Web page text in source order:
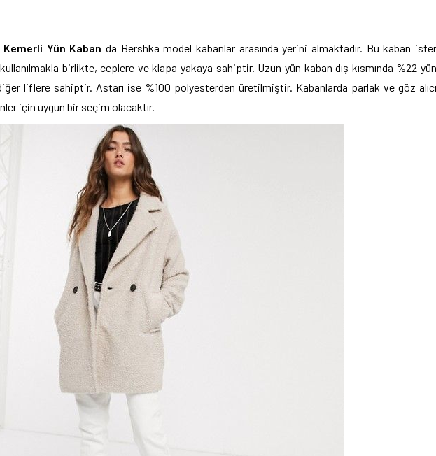
Kemerli Yün Kaban da Bershka model kabanlar arasında yerini almaktadır. Bu kaban
birlikte, ceplere ve klapa yakaya sahiptir. Uzun yün kaban dış kısmında %22 yün
liflere sahiptir. Astarı ise %100 polyesterden üretilmiştir. Kabanlarda parlak ve göz alıcı
için uygun bir seçim olacaktır.